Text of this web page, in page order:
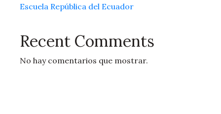
Escuela República del Ecuador
Recent Comments
No hay comentarios que mostrar.